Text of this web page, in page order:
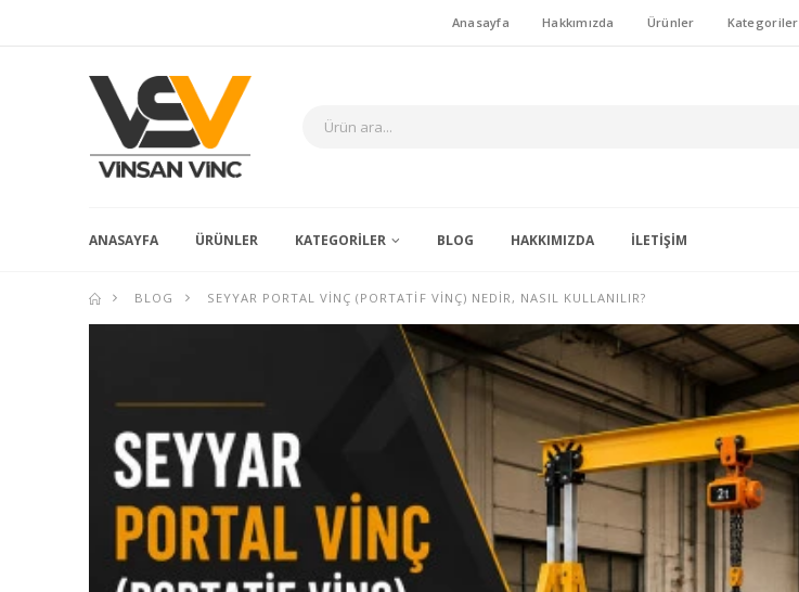
Anasayfa Hakkımızda Ürünler Kategoriler
ANASAYFA ÜRÜNLER KATEGORILER BLOG HAKKIMIZDA İLETIŞIM
BLOG SEYYAR PORTAL VINÇ (PORTATIF VINÇ) NEDIR, NASIL KULLANILIR?